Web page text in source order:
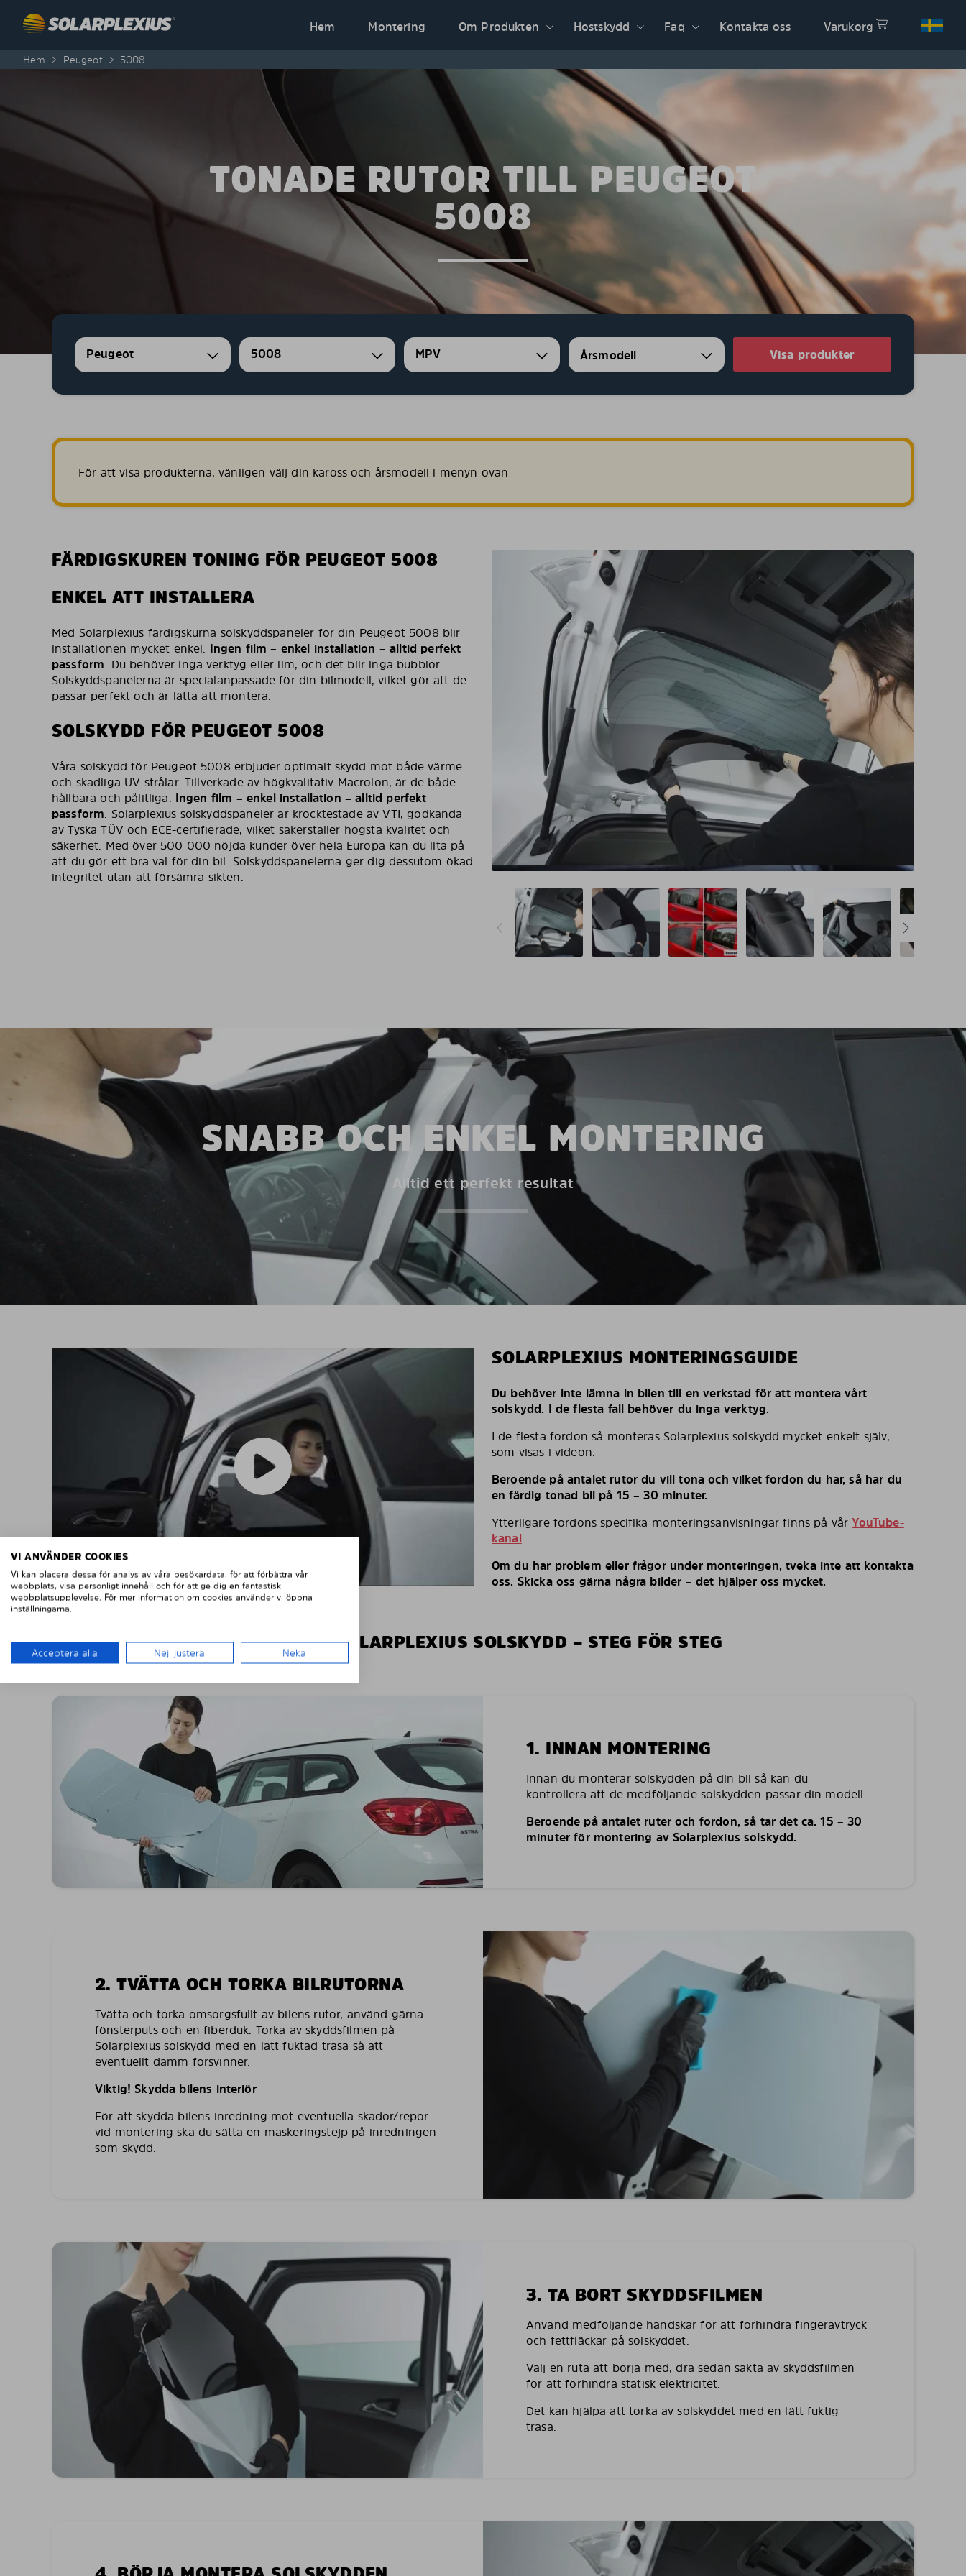
Hem
Montering Om Produkten Hostskydd Faq Kontakta oss Varukorg
Hem > Peugeot > 5008
TONADE RUTOR TILL PEUGEOT
5008
Peugeot 5008 MPV Visa produkter
För att visa produkterna, vänligen välj din kaross och årsmodell i menyn ovan
FÄRDIGSKUREN TONING FÖR PEUGEOT 5008
ENKEL ATT INSTALLERA
Med Solarplexius färdigskurna solskyddspaneler för din Peugeot 5008 blir
installationen mycket enkel. Ingen film – enkel installation – alltid perfekt
passform. Du behöver inga verktyg eller lim, och det blir inga bubblor.
Solskyddspanelerna är specialanpassade för din bilmodell, vilket gör att de
passar perfekt och är lätta att montera.
SOLSKYDD FÖR PEUGEOT 5008
Våra solskydd för Peugeot 5008 erbjuder optimalt skydd mot både värme
och skadliga UV-strålar. Tillverkade av högkvalitativ Macrolon, är de både
hållbara och pålitliga. Ingen film – enkel installation – alltid perfekt
passform. Solarplexius solskyddspaneler är krocktestade av VTI, godkända
av Tyska TÜV och ECE-certifierade, vilket säkerställer högsta kvalitet och
säkerhet. Med över 500 000 nöjda kunder över hela Europa kan du lita på
att du gör ett bra val för din bil. Solskyddspanelerna ger dig dessutom ökad
integritet utan att försämra sikten.
SNABB OCH ENKEL MONTERING
Alltid ett perfekt resultat
SOLARPLEXIUS MONTERINGSGUIDE
Du behöver inte lämna in bilen till en verkstad för att montera vårt
solskydd. I de flesta fall behöver du inga verktyg.
I de flesta fordon så monteras Solarplexius solskydd mycket enkelt själv,
som visas i videon.
Beroende på antalet rutor du vill tona och vilket fordon du har, så har du
en färdig tonad bil på 15 – 30 minuter.
Ytterligare fordons specifika monteringsanvisningar finns på vårYouTube-
kanal
Om du har problem eller frågor under monteringen, tveka inte att kontakta
oss. Skicka oss gärna några bilder – det hjälper oss mycket.
MONTERING AV SOLARPLEXIUS SOLSKYDD – STEG FÖR STEG
1. INNAN MONTERING
Innan du monterar solskydden på din bil så kan du
kontrollera att de medföljande solskydden passar din modell.
Beroende på antalet ruter och fordon, så tar det ca. 15 – 30
minuter för montering av Solarplexius solskydd.
2. TVÄTTA OCH TORKA BILRUTORNA
Tvätta och torka omsorgsfullt av bilens rutor, använd gärna
fönsterputs och en fiberduk. Torka av skyddsfilmen på
Solarplexius solskydd med en lätt fuktad trasa så att
eventuellt damm försvinner.
Viktig! Skydda bilens interiör
För att skydda bilens inredning mot eventuella skador/repor
vid montering ska du sätta en maskeringstejp på inredningen
som skydd.
3. TA BORT SKYDDSFILMEN
Använd medföljande handskar för att förhindra fingeravtryck
och fettfläckar på solskyddet.
Välj en ruta att börja med, dra sedan sakta av skyddsfilmen
för att förhindra statisk elektricitet.
Det kan hjälpa att torka av solskyddet med en lätt fuktig
trasa.
VI ANVÄNDER COOKIES
Vi kan placera dessa för analys av våra besökardata, för att förbättra vår
webbplats, visa personligt innehåll och för att ge dig en fantastisk
webbplatsupplevelse. För mer information om cookies använder vi öppna
inställningarna.
Acceptera alla Nej, justera Neka